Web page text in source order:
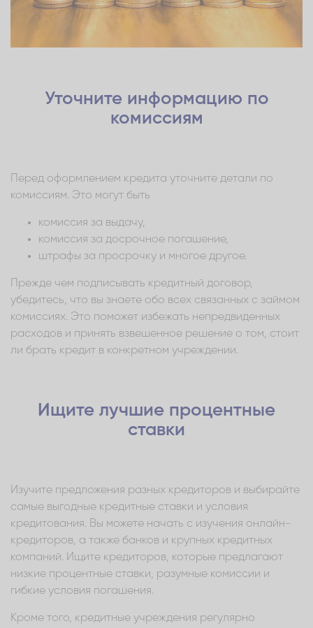
Уточните информацию по
комиссиям
Перед оформлением кредита уточните детали по
комиссиям. Это могут быть
комиссия за выдачу,
комиссия за досрочное погашение,
штрафы за просрочку и многое другое.
Прежде чем подписывать кредитный договор,
убедитесь, что вы знаете обо всех связанных с займом
комиссиях. Это поможет избежать непредвиденных
расходов и принять взвешенное решение о том, стоит
ли брать кредит в конкретном учреждении.
Ищите лучшие процентные
ставки
Изучите предложения разных кредиторов и выбирайте
самые выгодные кредитные ставки и условия
кредитования. Вы можете начать с изучения онлайн-
кредиторов, а также банков и крупных кредитных
компаний. Ищите кредиторов, которые предлагают
низкие процентные ставки, разумные комиссии и
гибкие условия погашения.
Кроме того, кредитные учреждения регулярно